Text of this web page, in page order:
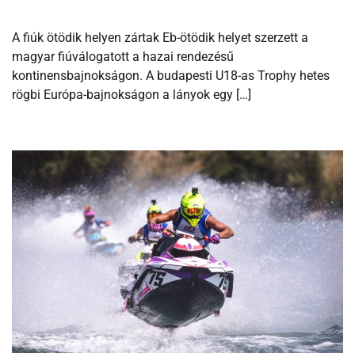
A fiúk ötödik helyen zártak Eb-ötödik helyet szerzett a
magyar fiúválogatott a hazai rendezésű
kontinensbajnokságon. A budapesti U18-as Trophy hetes
rögbi Európa-bajnokságon a lányok egy […]